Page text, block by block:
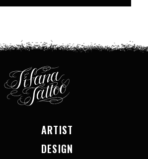
ARTIST
DESIGN